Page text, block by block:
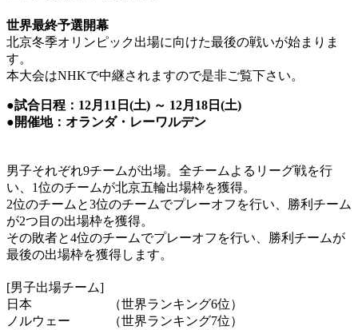
世界最終予選開幕
北京冬季オリンピック出場に向けた最後の戦いが始まりま
す。
本大会はNHKで中継されますので是非ご覧下さい。
●試合日程：12月11日(土) ～ 12月18日(土)
●開催地：オランダ・レーワルデン
男子それぞれ9チームが出場。全チームよるリーグ戦を行
い、1位のチームが北京五輪出場枠を獲得。
2位のチームと3位のチームでプレーオフを行い、勝利チーム
が2つ目の出場枠を獲得。
その敗者と4位のチームでプレーオフを行い、勝利チームが
最後の出場枠を獲得します。
[男子出場チーム]
日本 （世界ランキング6位）
ノルウェー （世界ランキング7位）